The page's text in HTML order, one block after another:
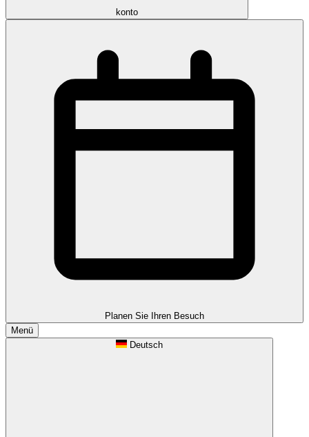
konto
Planen Sie Ihren Besuch
Menü
Deutsch